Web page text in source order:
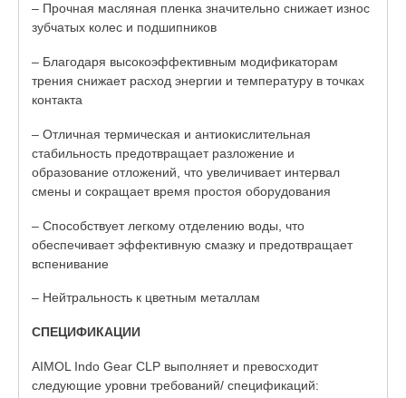
– Прочная масляная пленка значительно снижает износ
зубчатых колес и подшипников
– Благодаря высокоэффективным модификаторам
трения снижает расход энергии и температуру в точках
контакта
– Отличная термическая и антиокислительная
стабильность предотвращает разложение и
образование отложений, что увеличивает интервал
смены и сокращает время простоя оборудования
– Способствует легкому отделению воды, что
обеспечивает эффективную смазку и предотвращает
вспенивание
– Нейтральность к цветным металлам
СПЕЦИФИКАЦИИ
AIMOL Indo Gear CLP выполняет и превосходит
следующие уровни требований/ спецификаций: